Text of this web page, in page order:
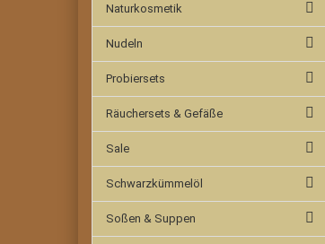
Naturkosmetik
Nudeln
Probiersets
Räuchersets & Gefäße
Sale
Schwarzkümmelöl
Soßen & Suppen